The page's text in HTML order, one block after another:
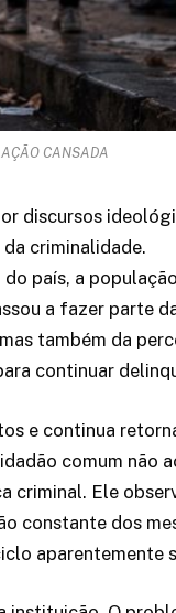
CANSADA
discursos
criminalidade.
país, a população
a fazer parte
também da
continuar
e continua
comum não
criminal. Ele
constante dos
aparentemente